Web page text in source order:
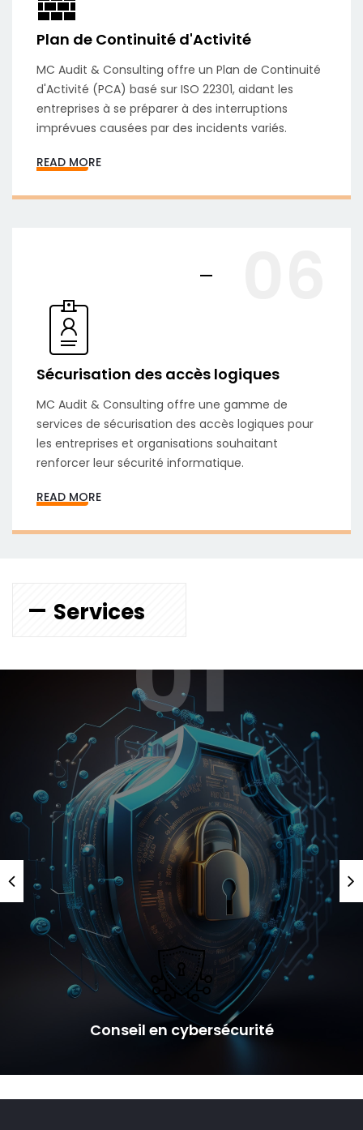
Plan de Continuité d'Activité
MC Audit & Consulting offre un Plan de Continuité
d'Activité (PCA) basé sur ISO 22301, aidant les
entreprises à se préparer à des interruptions
imprévues causées par des incidents variés.
READ MORE
Sécurisation des accès logiques
MC Audit & Consulting offre une gamme de
services de sécurisation des accès logiques pour
les entreprises et organisations souhaitant
renforcer leur sécurité informatique.
READ MORE
Services
Conseil en cybersécurité
01